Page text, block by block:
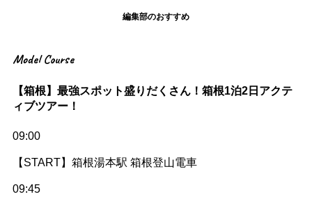
編集部のおすすめ
Model Course
【箱根】最強スポット盛りだくさん！箱根1泊2日アクテ
ィブツアー！
09:00
【START】箱根湯本駅 箱根登山電車
09:45